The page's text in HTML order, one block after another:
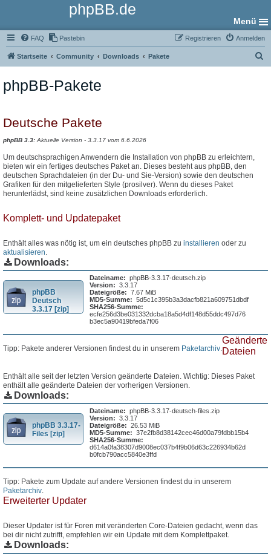
phpBB.de
Menü
FAQ Pastebin Anmelden
Registrieren
Startseite Community Downloads Pakete
phpBB-Pakete
Deutsche Pakete
phpBB 3.3: Aktuelle Version - 3.3.17 vom 6.6.2026
Um deutschsprachigen Anwendern die Installation von phpBB zu erleichtern,
bieten wir ein fertiges deutsches Paket an. Dieses besteht aus phpBB, den
deutschen Sprachdateien (in der Du- und Sie-Version) sowie den deutschen
Grafiken für den mitgelieferten Style (prosilver). Wenn du dieses Paket
herunterlädst, sind keine zusätzlichen Downloads erforderlich.
Komplett- und Updatepaket
Enthält alles was nötig ist, um ein deutsches phpBB zu installieren oder zu
aktualisieren.
Downloads:
phpBB
Deutsch
3.3.17 [zip]
Dateiname: phpBB-3.3.17-deutsch.zip
Version: 3.3.17
Dateigröße: 7.67 MiB
MD5-Summe: 5d5c1c395b3a3dacfb821a609751dbdf
SHA256-Summe:
ecfe256d3be031332dcba18a5d4df148d55ddc497d76
b3ec5a90419bfeda7f06
Tipp: Pakete anderer Versionen findest du in unserem Paketarchiv.
Geänderte
Dateien
Enthält alle seit der letzten Version geänderte Dateien. Wichtig: Dieses Paket
enthält alle geänderte Dateien der vorherigen Versionen.
Downloads:
phpBB 3.3.17-
Files [zip]
Dateiname: phpBB-3.3.17-deutsch-files.zip
Version: 3.3.17
Dateigröße: 26.53 MiB
MD5-Summe: 37e2fb8d38142cec46d00a79fdbb15b4
SHA256-Summe:
d614a0fa38307d9008ec037b4f9b06d63c226934b62d
b0fcb790acc5840e3ffd
Tipp: Pakete zum Update auf andere Versionen findest du in unserem
Paketarchiv.
Erweiterter Updater
Dieser Updater ist für Foren mit veränderten Core-Dateien gedacht, wenn das
bei dir nicht zutrifft, empfehlen wir ein Update mit dem Komplettpaket.
Downloads: